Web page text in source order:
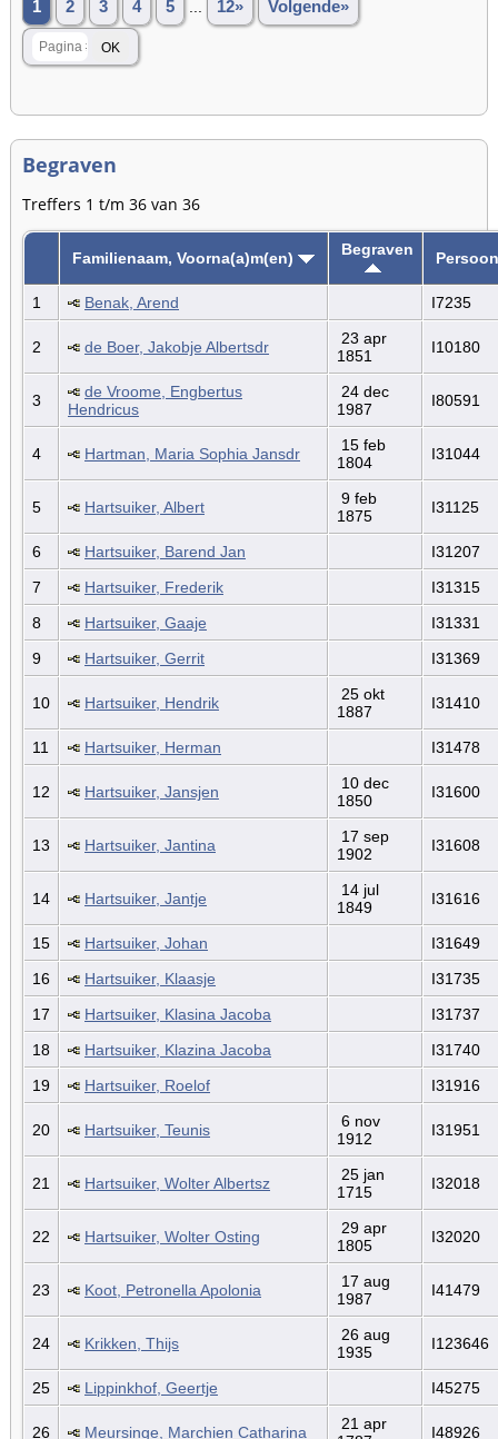
1 2 3 4 5 12» Volgende»
Begraven
Treffers 1 t/m 36 van 36
Familienaam, Voorna(a)m(en) Begraven
1 Benak, Arend I7235
2 de Boer, Jakobje Albertsdr
23 apr
1851
I10180
3
de Vroome, Engbertus
Hendricus
24 dec
1987
I80591
4 Hartman, Maria Sophia Jansdr
15 feb
1804
I31044
5 Hartsuiker, Albert
9 feb
1875
I31125
6 Hartsuiker, Barend Jan
I31207
7
Hartsuiker, Frederik
I31315
8
Hartsuiker, Gaaje
I31331
9
Hartsuiker, Gerrit I31369
10 Hartsuiker, Hendrik
25 okt
1887
I31410
11 Hartsuiker, Herman I31478
12 Hartsuiker, Jansjen
10 dec
1850
I31600
13 Hartsuiker, Jantina
17 sep
1902
I31608
14 Hartsuiker, Jantje
14 jul
1849
I31616
15 Hartsuiker, Johan
I31649
16
Hartsuiker, Klaasje
I31735
17
Hartsuiker, Klasina Jacoba
I31737
18
Hartsuiker, Klazina Jacoba
I31740
19
Hartsuiker, Roelof I31916
20 Hartsuiker, Teunis
6 nov
1912
I31951
21 Hartsuiker, Wolter Albertsz
25 jan
1715
I32018
22 Hartsuiker, Wolter Osting
29 apr
1805
I32020
23 Koot, Petronella Apolonia
17 aug
1987
I41479
24 Krikken, Thijs
26 aug
1935
I123646
25 Lippinkhof, Geertje I45275
26 Meursinge, Marchien Catharina
21 apr
I48926